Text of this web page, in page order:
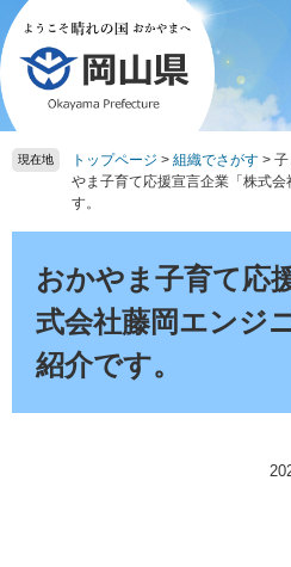
ペ
ー
ジ
の
先
頭
メ
ニ
ュ
ー
を
飛
本
現在地 トップページ > 組織でさがす >
やま子育て応援宣言企業「株式
す。
おかやま子育て応
式会社藤岡エンジ
紹介です。